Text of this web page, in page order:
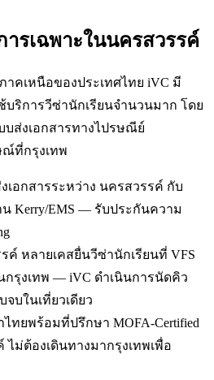
ารเฉพาะในนครสวรรค์
าคเหนือของประเทศไทย iVC มี
ริการวีซ่านักเรียนจำนวนมาก โดย
ส่งเอกสารทางไปรษณีย์
ณ์ที่กรุงเทพ
เอกสารระหว่าง นครสวรรค์ กับ
Kerry/EMS — รับประกันความ
ค์ หลายเคสยื่นวีซ่านักเรียนที่ VFS
นกรุงเทพ — iVC ดำเนินการนัดคิว
บในเที่ยวเดียว
ไทยพร้อมที่ปรึกษา MOFA-Certified
ม่ต้องเดินทางมากรุงเทพเพื่อ